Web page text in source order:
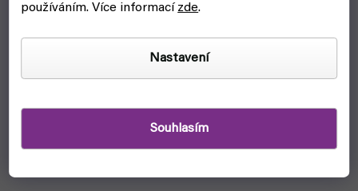
používáním. Více informacízde.
Nastavení
Souhlasím
Jak na to?
ochraň rukavicemi nebo použij držák na miniaturu (třeba Citadel
Painting Handle), aby ses vyhnul(a) přímému kontaktu s barvou a